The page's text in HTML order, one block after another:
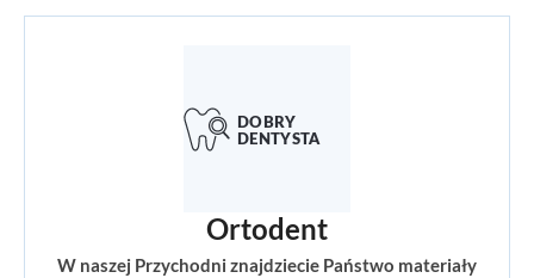
Ortodent
W naszej Przychodni znajdziecie Państwo materiały